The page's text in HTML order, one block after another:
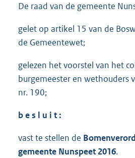
De raad van de gemeente
gelet op artikel 15 van de
de Gemeentewet;
gelezen het voorstel van het
burgemeester en wethouders
nr. 190;
b e s l u i t :
vast te stellen de
gemeente Nunspeet 2016.